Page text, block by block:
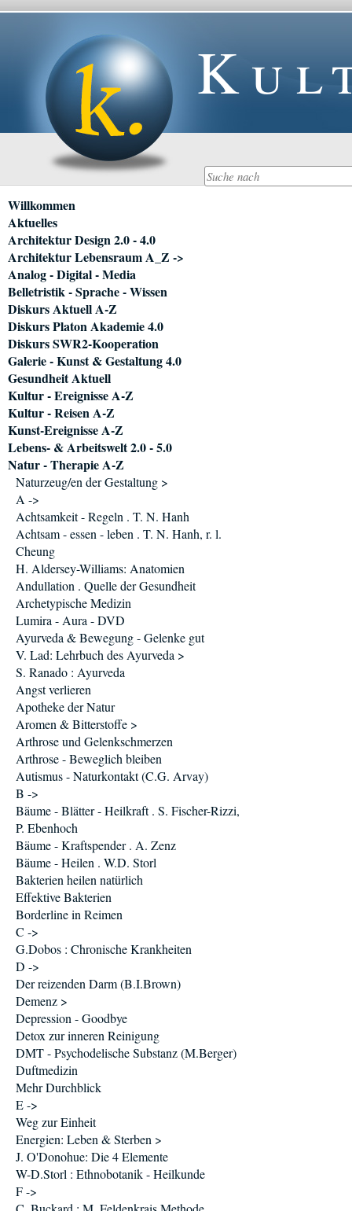
Navigation
überspringen
Willkommen
Aktuelles
Architektur Design 2.0 - 4.0
Architektur Lebensraum A_Z ->
Analog - Digital - Media
Belletristik - Sprache - Wissen
Diskurs Aktuell A-Z
Diskurs Platon Akademie 4.0
Diskurs SWR2-Kooperation
Galerie - Kunst & Gestaltung 4.0
Gesundheit Aktuell
Kultur - Ereignisse A-Z
Kultur - Reisen A-Z
Kunst-Ereignisse A-Z
Lebens- & Arbeitswelt 2.0 - 5.0
Natur - Therapie A-Z
Naturzeug/en der Gestaltung >
A ->
Achtsamkeit - Regeln . T. N. Hanh
Achtsam - essen - leben . T. N. Hanh, r. l.
Cheung
H. Aldersey-Williams: Anatomien
Andullation . Quelle der Gesundheit
Archetypische Medizin
Lumira - Aura - DVD
Ayurveda & Bewegung - Gelenke gut
V. Lad: Lehrbuch des Ayurveda >
S. Ranado : Ayurveda
Angst verlieren
Apotheke der Natur
Aromen & Bitterstoffe >
Arthrose und Gelenkschmerzen
Arthrose - Beweglich bleiben
Autismus - Naturkontakt (C.G. Arvay)
B ->
Bäume - Blätter - Heilkraft . S. Fischer-Rizzi,
P. Ebenhoch
Bäume - Kraftspender . A. Zenz
Bäume - Heilen . W.D. Storl
Bakterien heilen natürlich
Effektive Bakterien
Borderline in Reimen
C ->
G.Dobos : Chronische Krankheiten
D ->
Der reizenden Darm (B.I.Brown)
Demenz >
Depression - Goodbye
Detox zur inneren Reinigung
DMT - Psychodelische Substanz (M.Berger)
Duftmedizin
Mehr Durchblick
E ->
Weg zur Einheit
Energien: Leben & Sterben >
J. O'Donohue: Die 4 Elemente
W-D.Storl : Ethnobotanik - Heilkunde
F ->